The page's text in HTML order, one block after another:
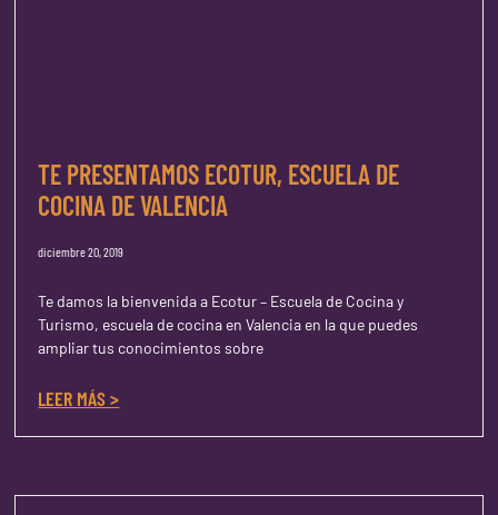
TE PRESENTAMOS ECOTUR, ESCUELA DE
COCINA DE VALENCIA
diciembre 20, 2019
Te damos la bienvenida a Ecotur – Escuela de Cocina y
Turismo, escuela de cocina en Valencia en la que puedes
ampliar tus conocimientos sobre
LEER MÁS >